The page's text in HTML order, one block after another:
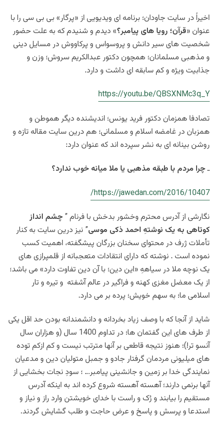
اخیراً در سایت جاودان؛ برنامه ای ویدیویی از «پرگار» بی بی سی را با
عنوان «قرآن؛ رویا های پیامبر؟» دیدم و شنیدم که به علت حضور
شخصیت های سیر دانش و پروسواس و پرکاووش در مسایل دینی
و مذهبی مسلمانان؛ همچون دکتور عبدالکریم سروش؛ وزن و
جذابیت ويژه و کم سابقه ای داشت و دارد.
https://youtu.be/QBSXNMc3q_Y
تصادفا همزمان دکتور فرید یونس؛ اندیشنده دیگر هموطن و
همزبان در غامضه اسلام و مسلمانی؛ هم درین سایت مقاله تازه و
روشن بینانه ای به نشر سپرده اند که عنوان دارد:
ـچرا مردم با طبقه مذهبی یا ملا میانه خوب ندارد؟
https://jawedan.com/2016/10407/
نگارشی از آدرس محترم وخشور بدخش با فرنام ” چشم انداز
کوتاهی به یک نوشتهِ احمد ذکی موسی” نیز درین سایت به کنار
تأملات ژرف در محتوای سخنان بزرگان پیشگفته، اهمیت کسب
نموده است . نوشته که دارای انتقادات متعجبانه از قلمپرازی های
یک نوچه ملا در سیاههِ «این دین؛ با آن دین تفاوت دارد» می باشد؛
از یک معضل مغزی کهنه و فراگیر در عالم آشفته و تیره و تار
اسلامی ما؛ به سهم خویش؛ پرده بر می دارد.
شاید از آنجا که با وصف زیاد بخردانه و دانشمندانه بودن حد اقل یکی
از طرف های این گفتمان ها؛ در تداوم 1400 سال (و هزاران سال
آنسو تر!)؛ هنوز نتیجه قاطعی بر آنها مترتب نیست و کم ازکم توده
های میلیونی مردمان گرفتار جادو و جمبل متولیان دین و مدعیان
نمایندگی خدا بر زمین و جانشینی پیامبر… ؛ سودِ نجات بخشایی از
آنها برنمی دارند؛ آهسته آهسته شروع کرده اند به اینکه آدرس
مستقیم را بیابند و رُک و راست با خدای خویشتن وارد راز و نیاز و
استدعا و پرسش و پاسخ و عرض حاجت و طلب گشایش گردند.